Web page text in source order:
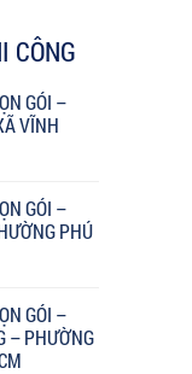
CÔNG
GÓI –
VĨNH
GÓI –
PHÚ
GÓI –
– PHƯỜNG